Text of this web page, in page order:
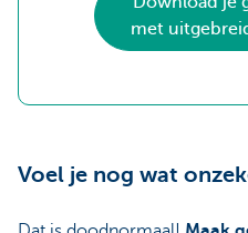
met
Voel je nog wat